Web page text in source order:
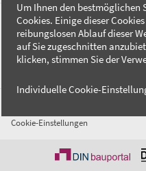
FAQ
Kontakt
Datenschutzerklärung
Cookie-Einstellungen
Um Ihnen den bestmöglichen
Cookies. Einige dieser
reibungslosen Ablauf dieser
auf Sie zugeschnitten
klicken, stimmen Sie der
Individuelle Cookie-